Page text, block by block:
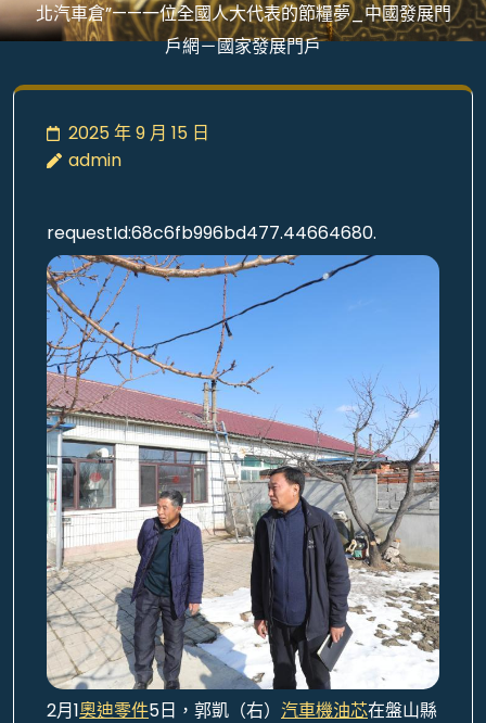
北汽車倉”——一位全國人大代表的節糧夢_中國發展門
戶網－國家發展門戶
2025 年 9 月 15 日
admin
requestId:68c6fb996bd477.44664680.
2月1奧迪零件5日，郭凱（右） 汽車機油芯在盤山縣